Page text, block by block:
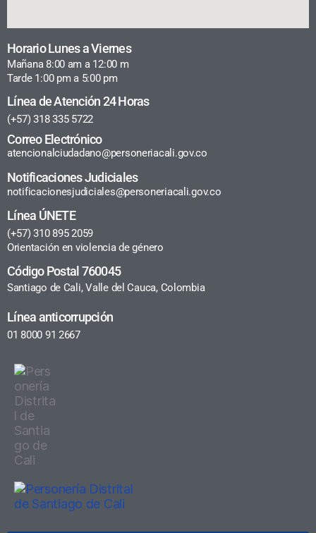
Horario Lunes a Viernes
Mañana 8:00 am a 12:00 m
Tarde 1:00 pm a 5:00 pm
Línea de Atención 24 Horas
(+57) 318 335 5722
Correo Electrónico
atencionalciudadano@personeriacali.gov.co
Notificaciones Judiciales
notificacionesjudiciales@personeriacali.gov.co
Línea ÚNETE
(+57) 310 895 2059
Orientación en violencia de género
Código Postal 760045
Santiago de Cali, Valle del Cauca, Colombia
Línea anticorrupción
01 8000 91 2667